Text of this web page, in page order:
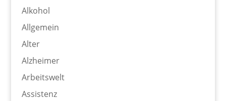
Alkohol
Allgemein
Alter
Alzheimer
Arbeitswelt
Assistenz